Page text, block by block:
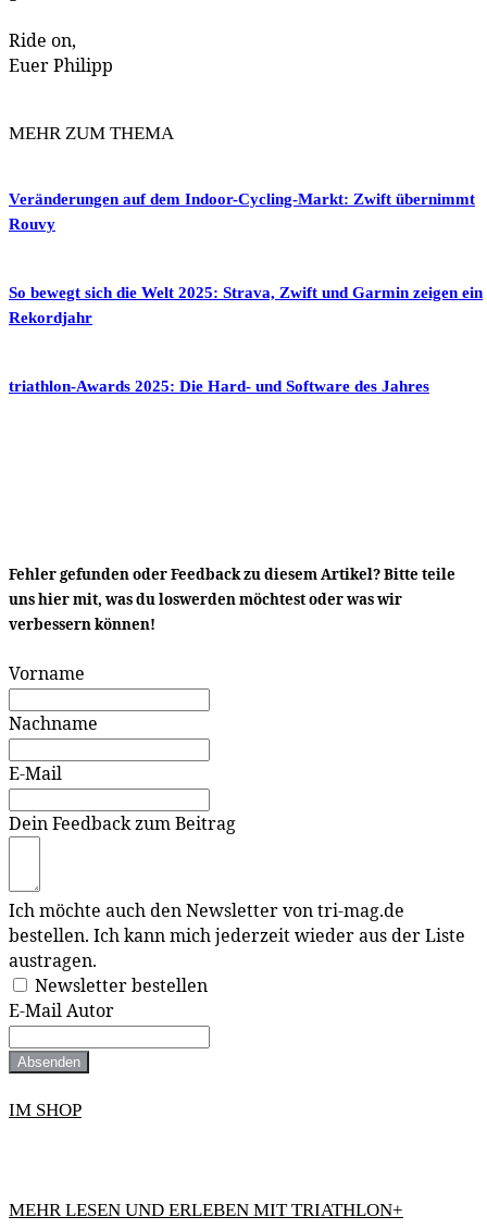
Ride on,
Euer Philipp
MEHR ZUM THEMA
Veränderungen auf dem Indoor-Cycling-Markt: Zwift übernimmt
Rouvy
So bewegt sich die Welt 2025: Strava, Zwift und Garmin zeigen ein
Rekordjahr
triathlon-Awards 2025: Die Hard- und Software des Jahres
Fehler gefunden oder Feedback zu diesem Artikel? Bitte teile
uns hier mit, was du loswerden möchtest oder was wir
verbessern können!
Vorname
Nachname
E-Mail
Dein Feedback zum Beitrag
Ich möchte auch den Newsletter von tri-mag.de
bestellen. Ich kann mich jederzeit wieder aus der Liste
austragen.
Newsletter bestellen
E-Mail Autor
Absenden
IM SHOP
MEHR LESEN UND ERLEBEN MIT TRIATHLON+